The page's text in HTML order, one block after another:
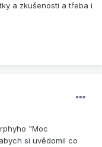
a zkušenosti a třeba i
"Moc
si uvědomil co